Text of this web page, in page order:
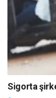
Sigorta